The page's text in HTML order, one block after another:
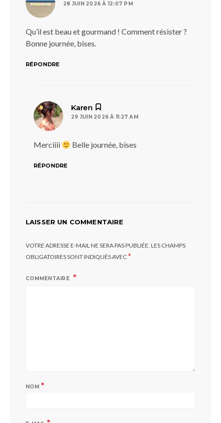
28 JUIN 2026 À 12:07 PM
Qu’il est beau et gourmand ! Comment résister ?
Bonne journée, bises.
RÉPONDRE
Karen
29 JUIN 2026 À 11:27 AM
Merciiii Belle journée, bises
RÉPONDRE
LAISSER UN COMMENTAIRE
VOTRE ADRESSE E-MAIL NE SERA PAS PUBLIÉE. LES CHAMPS
OBLIGATOIRES SONT INDIQUÉS AVEC*
COMMENTAIRE
NOM *